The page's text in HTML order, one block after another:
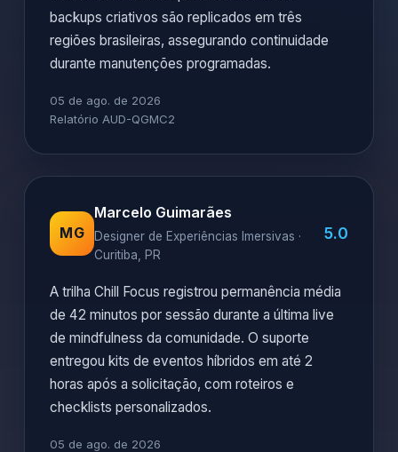
backups criativos são replicados em três
regiões brasileiras, assegurando continuidade
durante manutenções programadas.
05 de ago. de 2026
Relatório AUD-QGMC2
MG
Marcelo Guimarães
Designer de Experiências Imersivas ·
Curitiba, PR
5.0
A trilha Chill Focus registrou permanência média
de 42 minutos por sessão durante a última live
de mindfulness da comunidade. O suporte
entregou kits de eventos híbridos em até 2
horas após a solicitação, com roteiros e
checklists personalizados.
05 de ago. de 2026